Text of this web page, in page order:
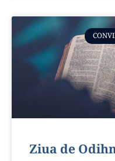
Ziua de